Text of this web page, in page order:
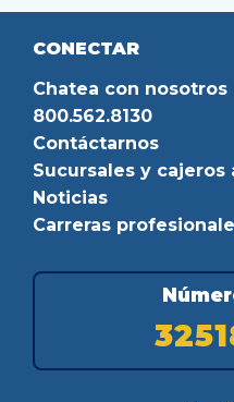
CONECTAR
Chatea con nosotros
800.562.8130
Contáctarnos
Sucursales y
Noticias
Carreras